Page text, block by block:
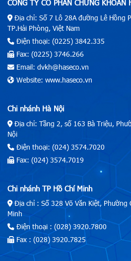
CÔNG TY CỔ PHẦN CHỨNG KHOÁN
Địa chỉ: Số 7 Lô 28A đường Lê Hồng
TP.Hải Phòng, Việt Nam
Điện thoại: (0225) 3842.335
Fax: (0225) 3746.266
Email: dvkh@haseco.vn
Website: www.haseco.vn
Chi nhánh Hà Nội
Địa chỉ: Tầng 2, số 163 Bà Triệu,
Nội
Điện thoại: (024) 3574.7020
Fax: (024) 3574.7019
Chi nhánh TP Hồ Chí Minh
Địa chỉ : Số 328 Võ Văn Kiệt, Phường
Minh
Điện thoại : (028) 3920.7800
Fax : (028) 3920.7825